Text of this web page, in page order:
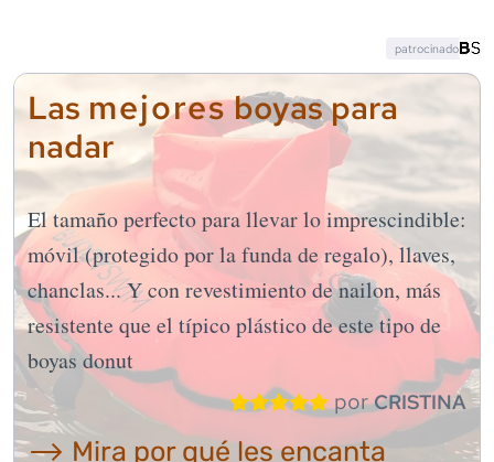
Las mejoresboyas para
nadar
El tamaño perfecto para llevar lo imprescindible:
móvil (protegido por la funda de regalo), llaves,
chanclas... Y con revestimiento de nailon, más
resistente que el típico plástico de este tipo de
boyas donut
porCRISTINA
⟶ Mira por qué les encanta
patrocinado